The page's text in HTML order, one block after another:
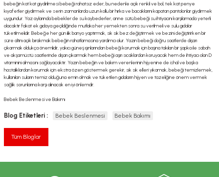
bebeğin kat kat giydirilmesi bebeği rahatsız eder, bu nedenle açık renkli ve bol, tek kat penye
kıyafetler giydirmek ve serin zamanlarda uzun kollu bir hırka ve bacaklarını kapatan pantolonlar giydirmek
uygundur. Yaz aylarında bebekler de su kaybederler, anne sütü bebeği su ihtiyacını karşılamada yeterli
olacaktır fakat ek gıdaya geçildiğinde mutlaka her yemekten sonra su verilmeli ve sulu gıdalar
tüketilmelidir. Bebeğe her gün ılık banyo yaptırmak, sık sık bez değiştirmek ve bezini değiştirirken bir
süre altını açık bırakmak bebeğin rahatlamasına yardımcı olur. Yazın bebeği doğru saatlerde dışarı
çıkarmak oldukça önemlidir, yakıcı güneş ışınlarından bebeği korumak için başına takılan bir şapka ile sabah
ve akşamüstü saatlerinde dışarı çıkarmak hem bebeği aşırı sıcaklardan koruyacak hem de ihtiyacı olan D
vitaminini almasını sağlayacaktır. Yazın bebeğin ve bakım verenlerinin hijyenine de ishal ve başka
hastalıklardan korumak için ekstra özen göstermek gerekir, sık sık elleri yıkamak, bebeği temizlemek,
kullanılan suların temiz olduğuna emin olmak ve tüketilen gıdaların hijyen ve tazeliğine önem vermek
sağlık sorunlarına karşı alınacak en iyi önlemdir.
Bebek Beslenmesi ve Bakımı
Blog Etiketleri : Bebek Beslenmesi Bebek Bakımı
Tüm Bloglar